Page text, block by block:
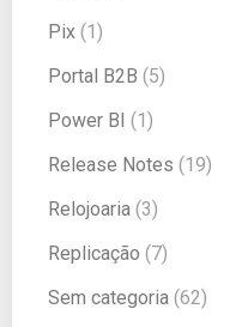
Pix (1)
Portal B2B (5)
Power BI (1)
Release Notes (19)
Relojoaria (3)
Replicação (7)
Sem categoria (62)